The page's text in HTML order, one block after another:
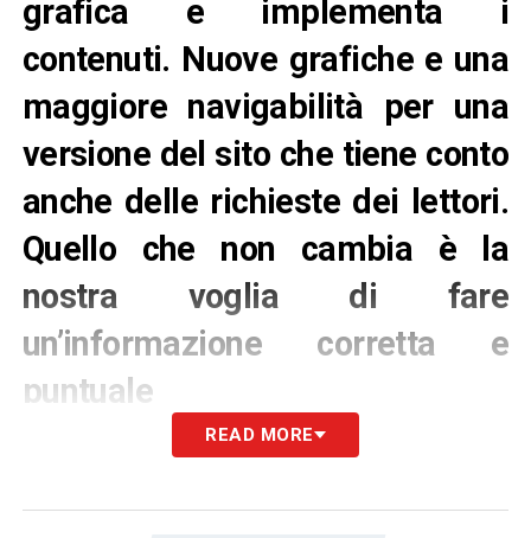
grafica e implementa i
contenuti. Nuove grafiche e una
maggiore navigabilità per una
versione del sito che tiene conto
anche delle richieste dei lettori.
Quello che non cambia è la
nostra voglia di fare
un’informazione corretta e
puntuale
Raramente scriviamo di noi
per raccontarvi la nascita del nuovo sito di
READ MORE